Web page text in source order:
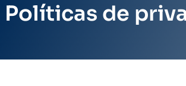
Políticas de